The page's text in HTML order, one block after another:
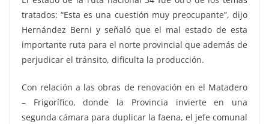
tratados: “Esta es una cuestión muy preocupante”, dijo
Hernández Berni y señaló que el mal estado de esta
importante ruta para el norte provincial que además de
perjudicar el tránsito, dificulta la producción.
Con relación a las obras de renovación en el Matadero
– Frigorífico, donde la Provincia invierte en una
segunda cámara para duplicar la faena, el jefe comunal